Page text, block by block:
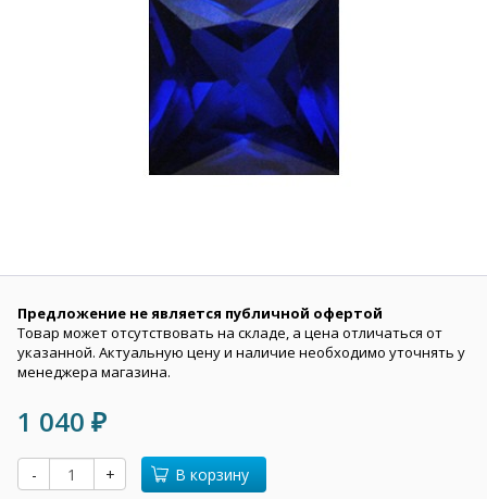
Предложение не является публичной офертой
Товар может отсутствовать на складе, а цена отличаться от
указанной. Актуальную цену и наличие необходимо уточнять у
менеджера магазина.
1 040 ₽
- + В корзину